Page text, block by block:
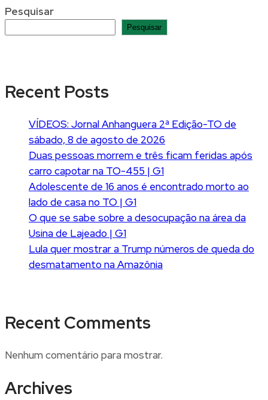
Pesquisar
Pesquisar
Recent Posts
VÍDEOS: Jornal Anhanguera 2ª Edição-TO de
sábado, 8 de agosto de 2026
Duas pessoas morrem e três ficam feridas após
carro capotar na TO-455 | G1
Adolescente de 16 anos é encontrado morto ao
lado de casa no TO | G1
O que se sabe sobre a desocupação na área da
Usina de Lajeado | G1
Lula quer mostrar a Trump números de queda do
desmatamento na Amazônia
Recent Comments
Nenhum comentário para mostrar.
Archives